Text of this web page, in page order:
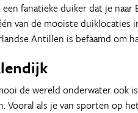
een fanatieke duiker dat je
van de mooiste duiklocaties
Antillen is befaamd om
de wereld onderwater ook
Vooral als je van sporten op